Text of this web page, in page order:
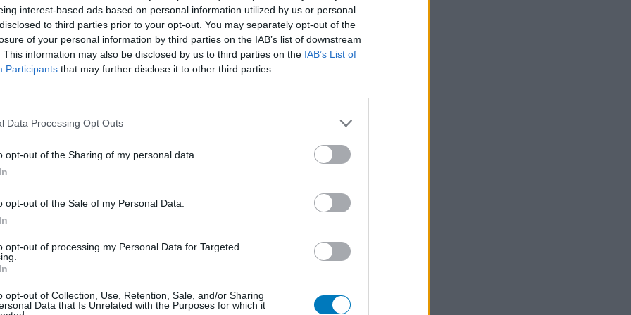
interest-based ads based on personal information utilized by us or personal
to third parties prior to your opt-out. You may separately opt-out of the
of your personal information by third parties on the IAB’s list of downstream
This information may also be disclosed by us to third parties on the IAB’s List of
Participants that may further disclose it to other third parties.
Data Processing Opt Outs
opt-out of the Sharing of my personal data.
opt-out of the Sale of my Personal Data.
opt-out of processing my Personal Data for Targeted
opt-out of Collection, Use, Retention, Sale, and/or Sharing
Data that Is Unrelated with the Purposes for which it
Effectiviteit
Hoeveelheid bijwerkingen
volgens
maand
oude huis) en kan niet naar buiten zonder
aan de ogen te hebben waarbij ik amper
Anticonceptie - overig
Depressie - antidepressiva SSRI